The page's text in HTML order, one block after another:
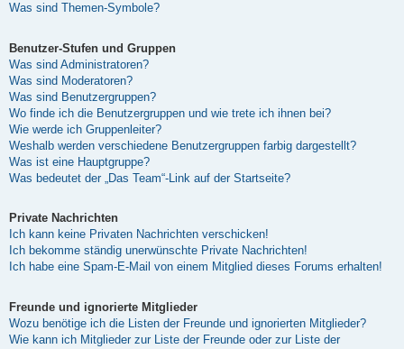
Was sind Themen-Symbole?
Benutzer-Stufen und Gruppen
Was sind Administratoren?
Was sind Moderatoren?
Was sind Benutzergruppen?
Wo finde ich die Benutzergruppen und wie trete ich ihnen bei?
Wie werde ich Gruppenleiter?
Weshalb werden verschiedene Benutzergruppen farbig dargestellt?
Was ist eine Hauptgruppe?
Was bedeutet der „Das Team“-Link auf der Startseite?
Private Nachrichten
Ich kann keine Privaten Nachrichten verschicken!
Ich bekomme ständig unerwünschte Private Nachrichten!
Ich habe eine Spam-E-Mail von einem Mitglied dieses Forums erhalten!
Freunde und ignorierte Mitglieder
Wozu benötige ich die Listen der Freunde und ignorierten Mitglieder?
Wie kann ich Mitglieder zur Liste der Freunde oder zur Liste der